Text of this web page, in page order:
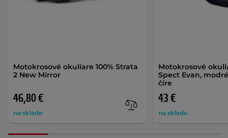
Motokrosové okuliare 100% Strata
2 New Mirror
46,80 €
na sklade
Motokrosové
Spect Evan,
číre
43 €
na sklade